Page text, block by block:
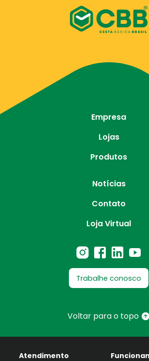
Empresa
Lojas
Produtos
Notícias
Contato
Loja Virtual
Trabalhe conosco
Voltar para o topo
Atendimento